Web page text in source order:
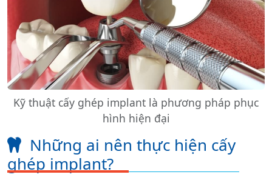
Kỹ thuật cấy ghép implant là phương pháp phục
hình hiện đại
Những ai nên thực hiện cấy
ghép implant?